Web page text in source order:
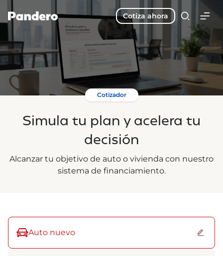
Cotiza ahora
Cotizador
Simula tu plan y acelera tu
decisión
Alcanzar tu objetivo de auto o vivienda con nuestro
sistema de financiamiento.
Auto nuevo